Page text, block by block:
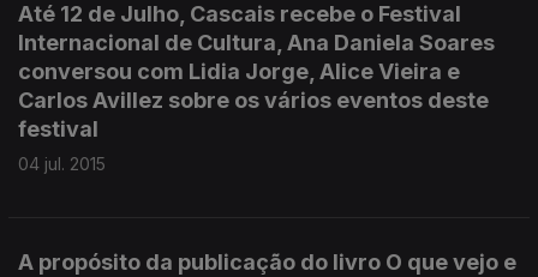
Até 12 de Julho, Cascais recebe o Festival
Internacional de Cultura, Ana Daniela Soares
conversou com Lidia Jorge, Alice Vieira e
Carlos Avillez sobre os vários eventos deste
festival
04 jul. 2015
A propósito da publicação do livro O que vejo e